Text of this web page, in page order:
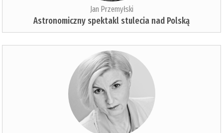
Jan Przemyłski
Astronomiczny spektakl stulecia nad Polską